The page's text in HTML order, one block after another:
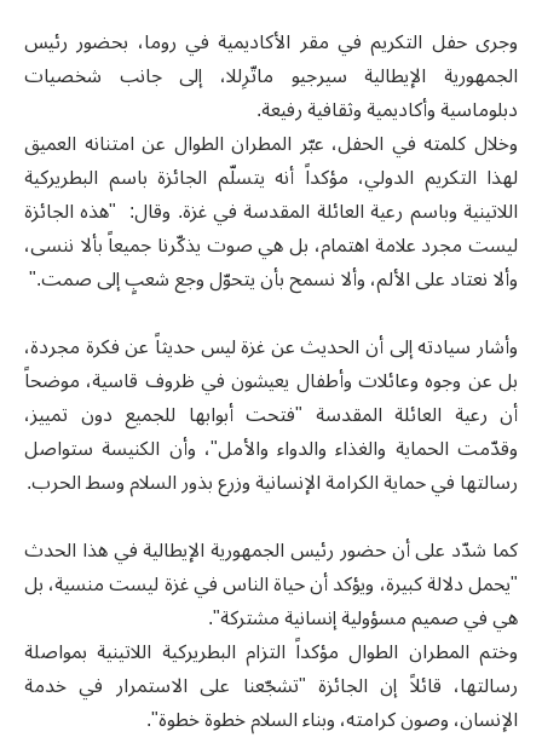
وجرى حفل التكريم في مقر الأكاديمية في روما، بحضور رئيس
الجمهورية الإيطالية سيرجيو ماتّرِللا، إلى جانب شخصيات
دبلوماسية وأكاديمية وثقافية رفيعة.
وخلال كلمته في الحفل، عبّر المطران الطوال عن امتنانه العميق
لهذا التكريم الدولي، مؤكداً أنه يتسلّم الجائزة باسم البطريركية
اللاتينية وباسم رعية العائلة المقدسة في غزة. وقال: "هذه الجائزة
ليست مجرد علامة اهتمام، بل هي صوت يذكّرنا جميعاً بألا ننسى،
وألا نعتاد على الألم، وألا نسمح بأن يتحوّل وجع شعبٍ إلى صمت."
وأشار سيادته إلى أن الحديث عن غزة ليس حديثاً عن فكرة مجردة،
بل عن وجوه وعائلات وأطفال يعيشون في ظروف قاسية، موضحاً
أن رعية العائلة المقدسة "فتحت أبوابها للجميع دون تمييز،
وقدّمت الحماية والغذاء والدواء والأمل"، وأن الكنيسة ستواصل
رسالتها في حماية الكرامة الإنسانية وزرع بذور السلام وسط الحرب.
كما شدّد على أن حضور رئيس الجمهورية الإيطالية في هذا الحدث
"يحمل دلالة كبيرة، ويؤكد أن حياة الناس في غزة ليست منسية، بل
هي في صميم مسؤولية إنسانية مشتركة".
وختم المطران الطوال مؤكداً التزام البطريركية اللاتينية بمواصلة
رسالتها، قائلاً إن الجائزة "تشجّعنا على الاستمرار في خدمة
الإنسان، وصون كرامته، وبناء السلام خطوة خطوة".